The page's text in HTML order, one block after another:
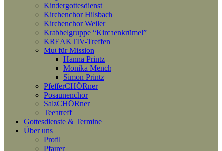
Kindergottesdienst
Kirchenchor Hilsbach
Kirchenchor Weiler
Krabbelgruppe “Kirchenkrümel”
KREAKTIV-Treffen
Mut für Mission
Hanna Printz
Monika Mench
Simon Printz
PfefferCHÖRner
Posaunenchor
SalzCHÖRner
Teentreff
Gottesdienste & Termine
Über uns
Profil
Pfarrer